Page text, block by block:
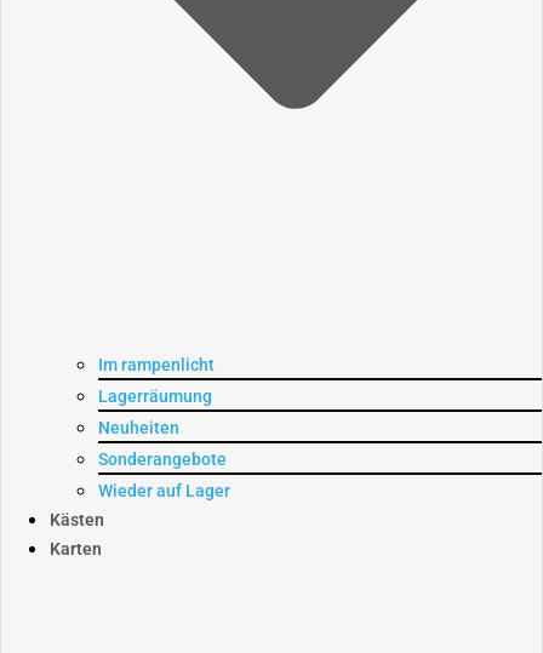
Im rampenlicht
Lagerräumung
Neuheiten
Sonderangebote
Wieder auf Lager
Kästen
Karten